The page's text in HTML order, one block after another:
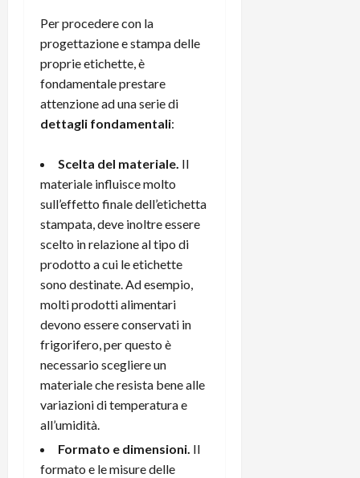
Per procedere con la
progettazione e stampa delle
proprie etichette, è
fondamentale prestare
attenzione ad una serie di
dettagli fondamentali:
Scelta del materiale. Il
materiale influisce molto
sull’effetto finale dell’etichetta
stampata, deve inoltre essere
scelto in relazione al tipo di
prodotto a cui le etichette
sono destinate. Ad esempio,
molti prodotti alimentari
devono essere conservati in
frigorifero, per questo è
necessario scegliere un
materiale che resista bene alle
variazioni di temperatura e
all’umidità.
Formato e dimensioni. Il
formato e le misure delle